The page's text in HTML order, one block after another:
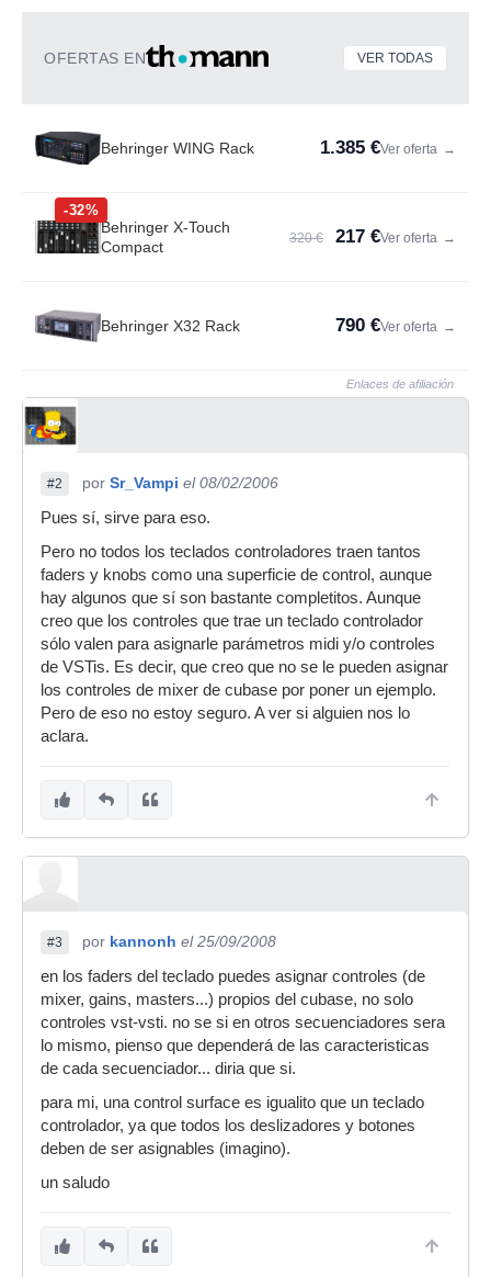
OFERTAS EN VER TODAS
Behringer WING Rack 1.385 €Ver oferta →
-32%
Behringer X-Touch
Compact
320 € 217 €Ver oferta →
Behringer X32 Rack 790 €Ver oferta →
Enlaces de afiliación
#2 por Sr_Vampi el 08/02/2006
Pues sí, sirve para eso.
Pero no todos los teclados controladores traen tantos
faders y knobs como una superficie de control, aunque
hay algunos que sí son bastante completitos. Aunque
creo que los controles que trae un teclado controlador
sólo valen para asignarle parámetros midi y/o controles
de VSTis. Es decir, que creo que no se le pueden asignar
los controles de mixer de cubase por poner un ejemplo.
Pero de eso no estoy seguro. A ver si alguien nos lo
aclara.
#3 por kannonh el 25/09/2008
en los faders del teclado puedes asignar controles (de
mixer, gains, masters...) propios del cubase, no solo
controles vst-vsti. no se si en otros secuenciadores sera
lo mismo, pienso que dependerá de las caracteristicas
de cada secuenciador... diria que si.
para mi, una control surface es igualito que un teclado
controlador, ya que todos los deslizadores y botones
deben de ser asignables (imagino).
un saludo